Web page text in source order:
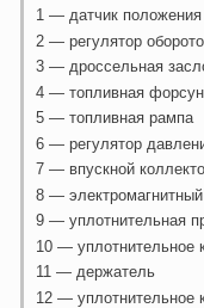
1 — датчик положения
2 — регулятор
3 — дроссельная
4 — топливная
5 — топливная рампа
6 — регулятор
7 — впускной
8 —
9 — уплотнительная
10 — уплотнительное
11 — держатель
12 — уплотнительное